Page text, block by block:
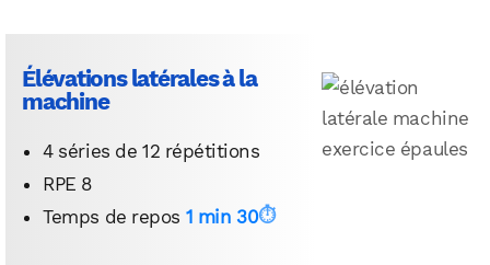
Élévations latérales à la
machine
4 séries de 12 répétitions
RPE 8
Temps de repos 1 min 30